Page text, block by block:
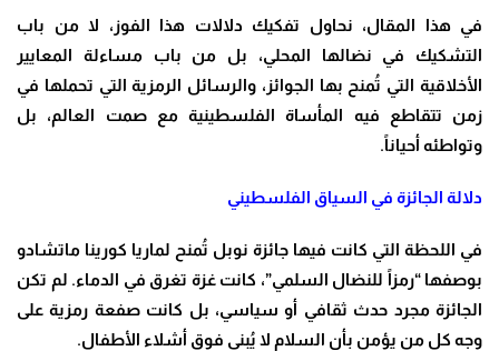
في هذا المقال، نحاول تفكيك دلالات هذا الفوز، لا من باب
التشكيك في نضالها المحلي، بل من باب مساءلة المعايير
الأخلاقية التي تُمنح بها الجوائز، والرسائل الرمزية التي تحملها في
زمن تتقاطع فيه المأساة الفلسطينية مع صمت العالم، بل
وتواطئه أحياناً.
دلالة الجائزة في السياق الفلسطيني
في اللحظة التي كانت فيها جائزة نوبل تُمنح لماريا كورينا ماتشادو
بوصفها “رمزاً للنضال السلمي”، كانت غزة تغرق في الدماء. لم تكن
الجائزة مجرد حدث ثقافي أو سياسي، بل كانت صفعة رمزية على
وجه كل من يؤمن بأن السلام لا يُبنى فوق أشلاء الأطفال.